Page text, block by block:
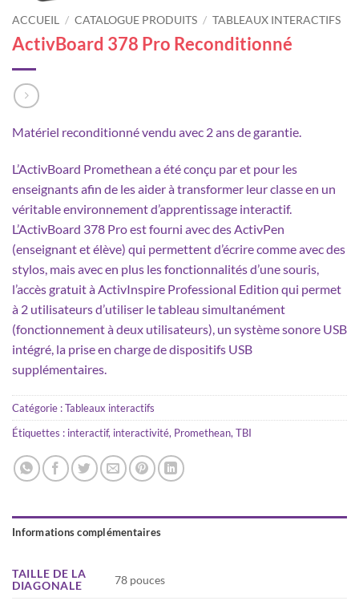
ACCUEIL / CATALOGUE PRODUITS / TABLEAUX INTERACTIFS
ActivBoard 378 Pro Reconditionné
Matériel reconditionné vendu avec 2 ans de garantie.
L’ActivBoard Promethean a été conçu par et pour les
enseignants afin de les aider à transformer leur classe en un
véritable environnement d’apprentissage interactif.
L’ActivBoard 378 Pro est fourni avec des ActivPen
(enseignant et élève) qui permettent d’écrire comme avec des
stylos, mais avec en plus les fonctionnalités d’une souris,
l’accès gratuit à ActivInspire Professional Edition qui permet
à 2 utilisateurs d’utiliser le tableau simultanément
(fonctionnement à deux utilisateurs), un système sonore USB
intégré, la prise en charge de dispositifs USB
supplémentaires.
Catégorie :Tableaux interactifs
Étiquettes : interactif, interactivité, Promethean,TBI
Informations complémentaires
TAILLE DE LA
DIAGONALE
78 pouces